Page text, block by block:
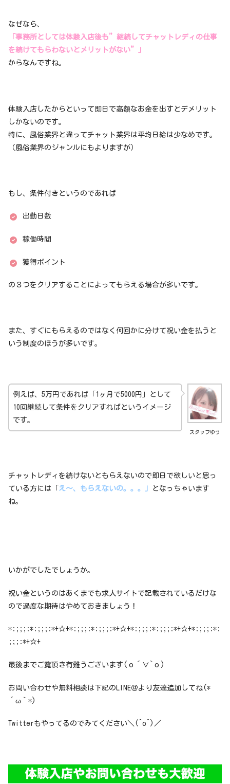
なぜなら、
「事務所としては体験入店後も”継続してチャットレディの仕事
を続けてもらわないとメリットがない”」
からなんですね。
体験入店したからといって即日で高額なお金を出すとデメリット
しかないのです。
特に、風俗業界と違ってチャット業界は平均日給は少なめです。
（風俗業界のジャンルにもよりますが）
もし、条件付きというのであれば
出勤日数
稼働時間
獲得ポイント
の３つをクリアすることによってもらえる場合が多いです。
また、すぐにもらえるのではなく何回かに分けて祝い金を払うと
いう制度のほうが多いです。
スタッフゆう
例えば、5万円であれば「1ヶ月で5000円」として
10回継続して条件をクリアすればというイメージ
です。
チャットレディを続けないともらえないので即日で欲しいと思っ
ている方には「 え〜、もらえないの。。。」
となっちゃいます
ね。
いかがでしたでしょうか。
祝い金というのはあくまでも求人サイトで記載されているだけな
ので過度な期待はやめておきましょう！
*:;;;:*:;;;:*+☆+*:;;;:*:;;;:*+☆+*:;;;:*:;;;:*+☆+*:;;;:*:
;;;:*+☆+
最後までご覧頂き有難うございます(о´∀`о)
お問い合わせや無料相談は下記のLINE＠より友達追加してね(*
´ω｀*)
Twitterもやってるのでみてください＼(^o^)／